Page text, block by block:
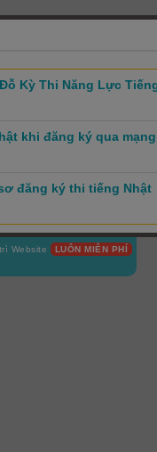
Kỳ Thi Năng Lực
khi đăng ký qua mạng
đăng ký thi tiếng Nhật
Website
LUÔN MIỄN PHÍ